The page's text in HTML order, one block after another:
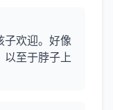
子欢迎。好像
以至于脖子上